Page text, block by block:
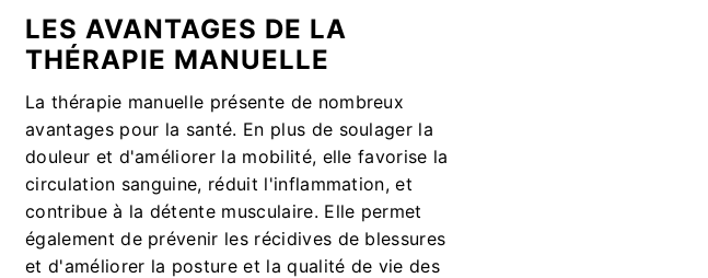
LES AVANTAGES DE LA
THÉRAPIE MANUELLE
La thérapie manuelle présente de nombreux
avantages pour la santé. En plus de soulager la
douleur et d'améliorer la mobilité, elle favorise la
circulation sanguine, réduit l'inflammation, et
contribue à la détente musculaire. Elle permet
également de prévenir les récidives de blessures
et d'améliorer la posture et la qualité de vie des